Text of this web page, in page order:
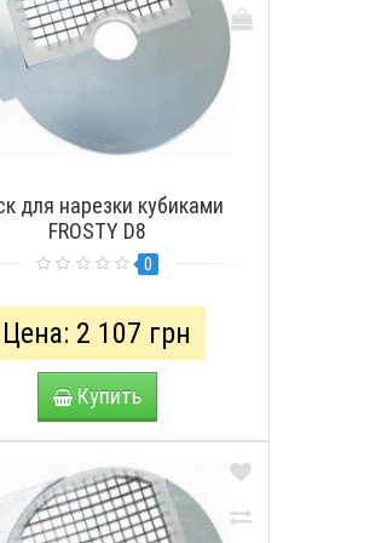
для нарезки кубиками
FROSTY D8
0
Цена: 2 107 грн
Купить
ПРОСМОТРЕТЬ